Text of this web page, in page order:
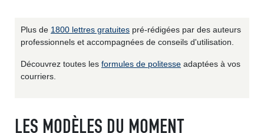
Plus de 1800 lettres gratuites pré-rédigées par des auteurs
professionnels et accompagnées de conseils d'utilisation.
Découvrez toutes les formules de politesse adaptées à vos
courriers.
LES MODÈLES DU MOMENT